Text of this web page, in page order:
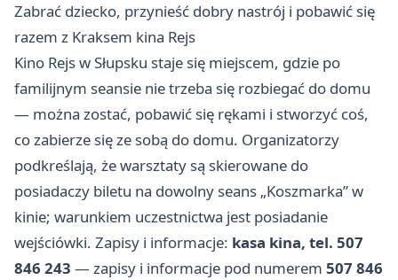
Zabrać dziecko, przynieść dobry nastrój i pobawić się
razem z Kraksem kina Rejs
Kino Rejs w Słupsku staje się miejscem, gdzie po
familijnym seansie nie trzeba się rozbiegać do domu
— można zostać, pobawić się rękami i stworzyć coś,
co zabierze się ze sobą do domu. Organizatorzy
podkreślają, że warsztaty są skierowane do
posiadaczy biletu na dowolny seans „Koszmarka” w
kinie; warunkiem uczestnictwa jest posiadanie
wejściówki. Zapisy i informacje: kasa kina, tel. 507
846 243 — zapisy i informacje pod numerem 507 846